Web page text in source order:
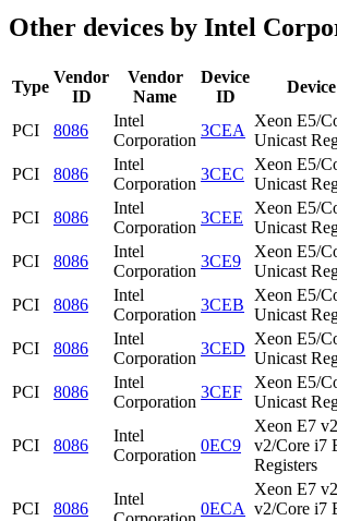
Other devices by Intel
Type
Vendor
ID
Vendor
Name
Device
ID
PCI 8086
Intel
Corporation
3CEA
Xeon E5/
Unicast
PCI
8086
Intel
Corporation
3CEC
Xeon E5/
Unicast
PCI
8086
Intel
Corporation
3CEE
Xeon E5/
Unicast
PCI
8086
Intel
Corporation
3CE9
Xeon E5/
Unicast
PCI
8086
Intel
Corporation
3CEB
Xeon E5/
Unicast
PCI
8086
Intel
Corporation
3CED
Xeon E5/
Unicast
PCI
8086
Intel
Corporation
3CEF
Xeon E5/
Unicast
PCI 8086
Intel
Corporation
0EC9
Xeon E7
v2/Core i7
Registers
PCI 8086
Intel
0ECA
Xeon E7
v2/Core i7